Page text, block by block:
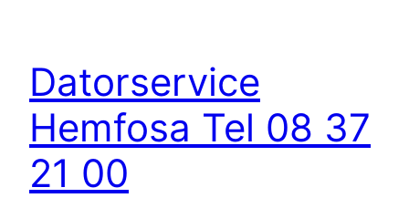
Datorservice
Hemfosa Tel 08 37
21 00